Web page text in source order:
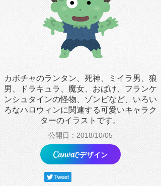
カボチャのランタン、死神、ミイラ男、狼
男、ドラキュラ、魔女、おばけ、フランケ
ンシュタインの怪物、ゾンビなど、いろい
ろなハロウィンに関連する可愛いキャラク
ターのイラストです。
公開日：2018/10/05
でデザイン